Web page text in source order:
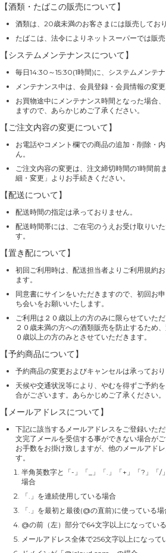
【酒類・たばこの販売について】
酒類は、20歳未満のお客さまには販売しており
たばこは、法令によりネットスーパーでは販売
【システムメンテナンスについて】
毎日14:30～15:30(1時間)に、システムメンテ
メンテナンス中は、会員登録・会員情報の変
お買物途中にメンテナンス時間となった場合
ますので、あらかじめご了承ください。
【ご注文内容の変更について】
お電話やコメント欄での商品の追加・削除・
ん。
ご注文内容の変更は、注文締切時間の1時間前
細・変更」よりお手続きください。
【配送について】
配送時間の指定は承っておりません。
配送時間帯には、ご在宅のうえお受け取りい
す。
【置き配について】
初回ご利用時は、配送担当者よりご利用規約
ます。
同意書にサインをいただきますので、初回お
ち会いをお願いいたします。
ご利用は２０歳以上の方のみに限らせていただ
２０歳未満の方への酒類販売を防止するため
０歳以上の方のみとさせていただきます。
【予約商品について】
予約商品の変更およびキャンセルは承っており
天候や交通状況等により、やむを得ずご予約
合がございます。あらかじめご了承ください。
【メールアドレスについて】
下記に該当するメールアドレスをご登録いた
文完了メールを受信する事ができない場合がご
お手数をお掛け致しますが、他のメールアド
す。
半角英数字と「-」「_」「.」「+」「?」「/
場合
「.」を連続使用している場合
「.」を最初と最後(@の直前)に使っている場
@の前（左）部分で64文字以上になってい
メールアドレス全体で256文字以上になって